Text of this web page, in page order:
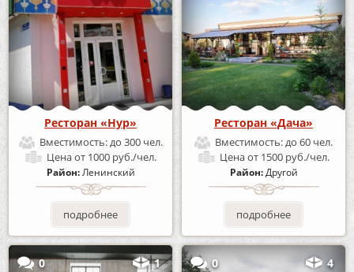
Ресторан «Нур»
Вместимость:до 300 чел.
Ценаот 1000 руб./чел.
Район:Ленинский
подробнее
Ресторан «Дача»
Вместимость:до 60 чел.
Ценаот 1500 руб./чел.
Район:Другой
подробнее
0 1 0 4